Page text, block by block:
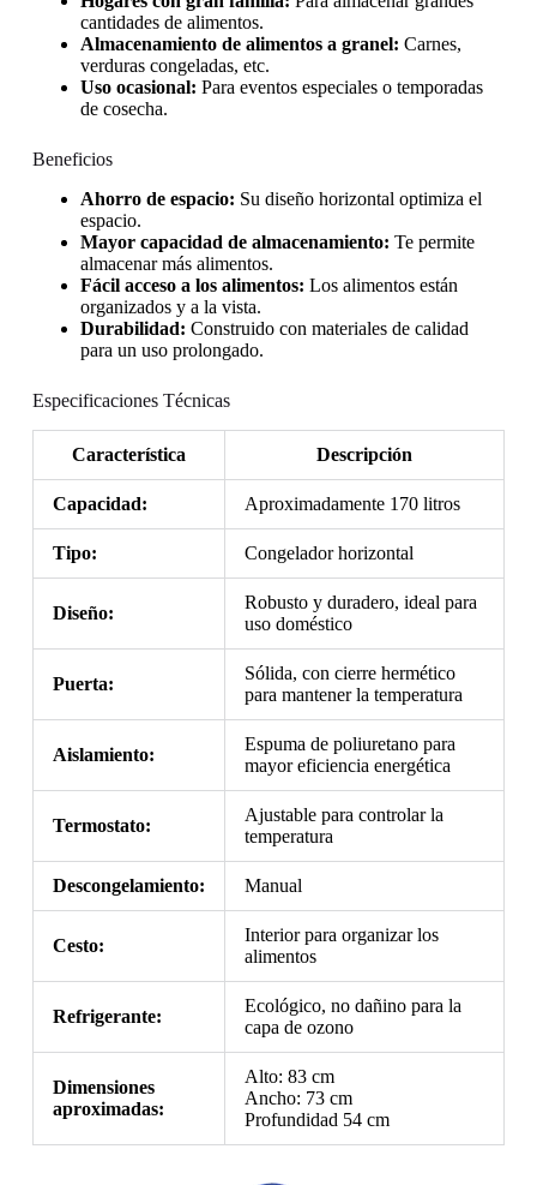
cantidades de alimentos.
Almacenamiento de alimentos a granel: Carnes,
verduras congeladas, etc.
Uso ocasional: Para eventos especiales o temporadas
de cosecha.
Beneficios
Ahorro de espacio: Su diseño horizontal optimiza el
espacio.
Mayor capacidad de almacenamiento: Te permite
almacenar más alimentos.
Fácil acceso a los alimentos: Los alimentos están
organizados y a la vista.
Durabilidad: Construido con materiales de calidad
para un uso prolongado.
Especificaciones Técnicas
Característica Descripción
Capacidad: Aproximadamente 170 litros
Tipo: Congelador horizontal
Diseño:
Robusto y duradero, ideal para
uso doméstico
Puerta:
Sólida, con cierre hermético
para mantener la temperatura
Aislamiento:
Espuma de poliuretano para
mayor eficiencia energética
Termostato:
Ajustable para controlar la
temperatura
Descongelamiento: Manual
Cesto:
Interior para organizar los
alimentos
Refrigerante:
Ecológico, no dañino para la
capa de ozono
Dimensiones
aproximadas:
Alto: 83 cm
Ancho: 73 cm
Profundidad 54 cm